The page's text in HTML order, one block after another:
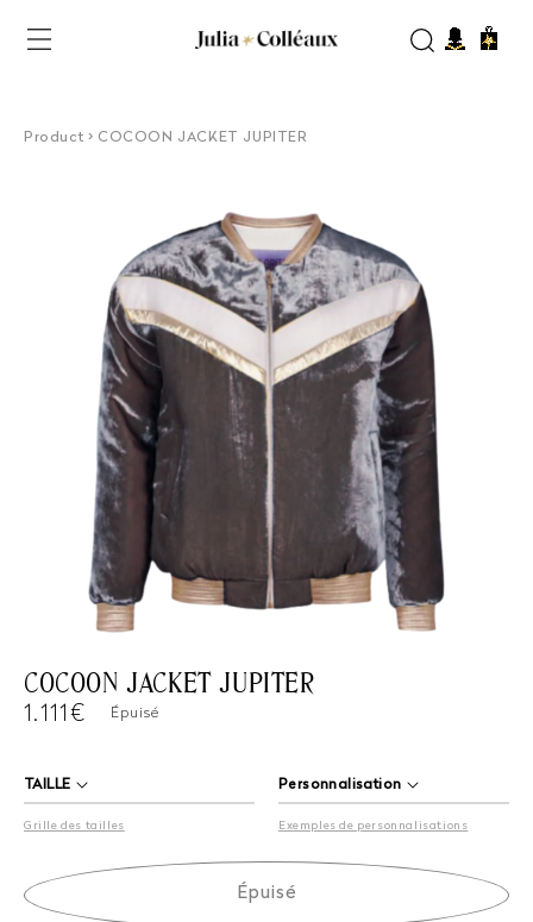
passer
au
Panier
Product > COCOON JACKET JUPITER
COCOON JACKET JUPITER
Prix
1.111€ Épuisé
TAILLE
Grille des tailles
Personnalisation
Exemples de personnalisations
Épuisé